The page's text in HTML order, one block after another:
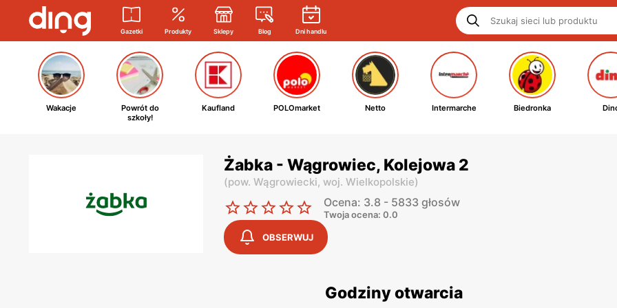
Gazetki Produkty Sklepy Blog Dni handlu
Wakacje
Powrót do
szkoły!
Kaufland POLOmarket Netto Intermarche Biedronka
Żabka - Wągrowiec, Kolejowa 2
(pow. Wągrowiecki, woj. Wielkopolskie)
Ocena: 3.8 - 5833 głosów
Twoja ocena: 0.0
OBSERWUJ
Godziny otwarcia